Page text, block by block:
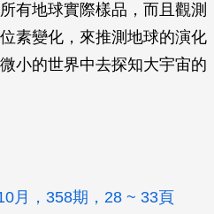
有地球實際樣品，而且觀測
素變化，來推測地球的演化
小的世界中去探知大宇宙的
月，358期，28 ~ 33頁